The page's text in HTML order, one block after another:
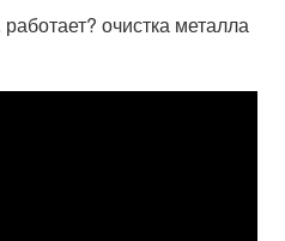
очистка металла